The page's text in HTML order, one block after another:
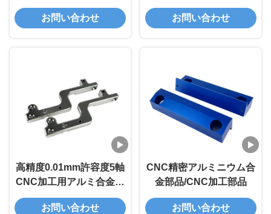
お問い合わせ
CNC加工部品
お問い合わせ
高精度0.01mm許容度5軸
CNC加工用アルミ合金製
のCNC加工部品
お問い合わせ
CNC精密アルミニウム合
金部品/CNC加工部品
お問い合わせ